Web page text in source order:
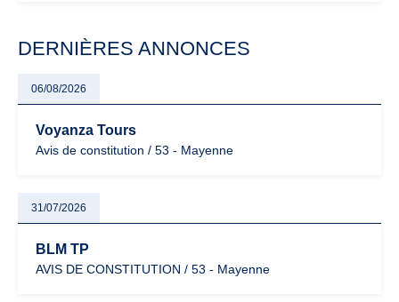
DERNIÈRES ANNONCES
06/08/2026
Voyanza Tours
Avis de constitution / 53 - Mayenne
31/07/2026
BLM TP
AVIS DE CONSTITUTION / 53 - Mayenne